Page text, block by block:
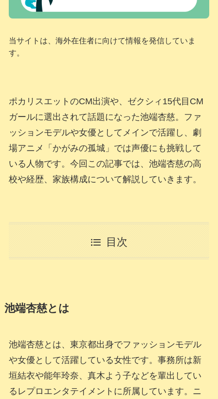
当サイトは、海外在住者に向けて情報を発信していま
す。
ポカリスエットのCM出演や、ゼクシィ15代目CM
ガールに選出されて話題になった池端杏慈。ファ
ッションモデルや女優としてメインで活躍し、劇
場アニメ「かがみの孤城」では声優にも挑戦して
いる人物です。今回この記事では、池端杏慈の高
校や経歴、家族構成について解説していきます。
目次
池端杏慈とは
池端杏慈とは、東京都出身でファッションモデル
や女優として活躍している女性です。事務所は新
垣結衣や能年玲奈、真木よう子などを輩出してい
るレプロエンタテイメントに所属しています。ニ